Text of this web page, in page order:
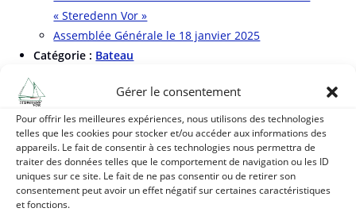
Gérer le consentement
Pour offrir les meilleures expériences, nous utilisons des technologies
telles que les cookies pour stocker et/ou accéder aux informations des
appareils. Le fait de consentir à ces technologies nous permettra de
traiter des données telles que le comportement de navigation ou les ID
uniques sur ce site. Le fait de ne pas consentir ou de retirer son
consentement peut avoir un effet négatif sur certaines caractéristiques
et fonctions.
« Steredenn Vor »
Assemblée Générale le 18 janvier 2025
Catégorie : Bateau
La Carte aux Trésors avec le Steredenn, le vendredi
24 avril à 21h10 sur France 3.
Réservations sur le Steredenn vor pendant « Vilaine
et Fête »
Illumination du Steredenn vor